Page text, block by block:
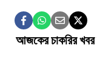
আজকের চাকরির খবর